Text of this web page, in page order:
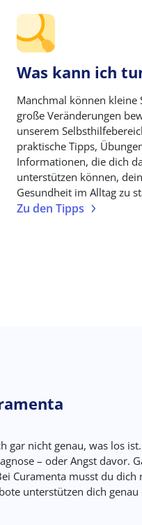
Was kann ich
Manchmal können kleine
große Veränderungen
unserem
praktische Tipps,
Informationen, die dich
unterstützen können,
Gesundheit im Alltag zu
Zu den Tipps
gar nicht genau, was los
– oder Angst davor.
Curamenta musst du dich
unterstützen dich